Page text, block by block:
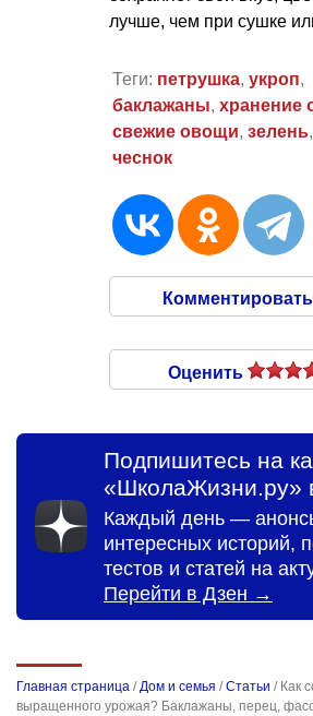
лучше, чем при сушке
Теги: петрушка, укроп,
баклажаны, хранение
свежие овощи, зелень,
чеснок
Комментировать
Оценить
Подпишитесь на
«ШколаЖизни.ру»
Каждый день —
интересных историй,
тестов и статей на
Перейти в Дзен →
Главная страница /Дом и семья /Статьи / Как
выращенного урожая? Баклажаны, перец,